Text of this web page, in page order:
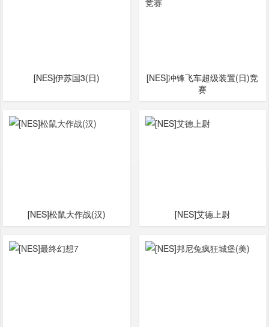
[NES]伊苏国3(日)
[NES]冲锋飞车超级装置(日)竞
赛
[NES]松鼠大作战(汉) [NES]艾德上尉